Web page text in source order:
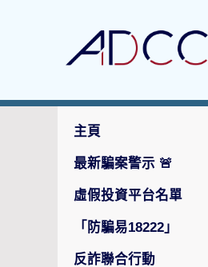
主頁
最新騙案警示 🚨
虛假投資平台名單
「防騙易18222」
反詐聯合行動